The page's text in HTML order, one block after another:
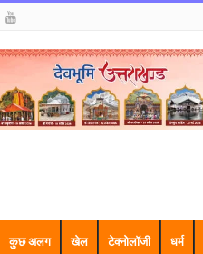
कुछ अलग खेल टेक्नोलॉजी धर्म